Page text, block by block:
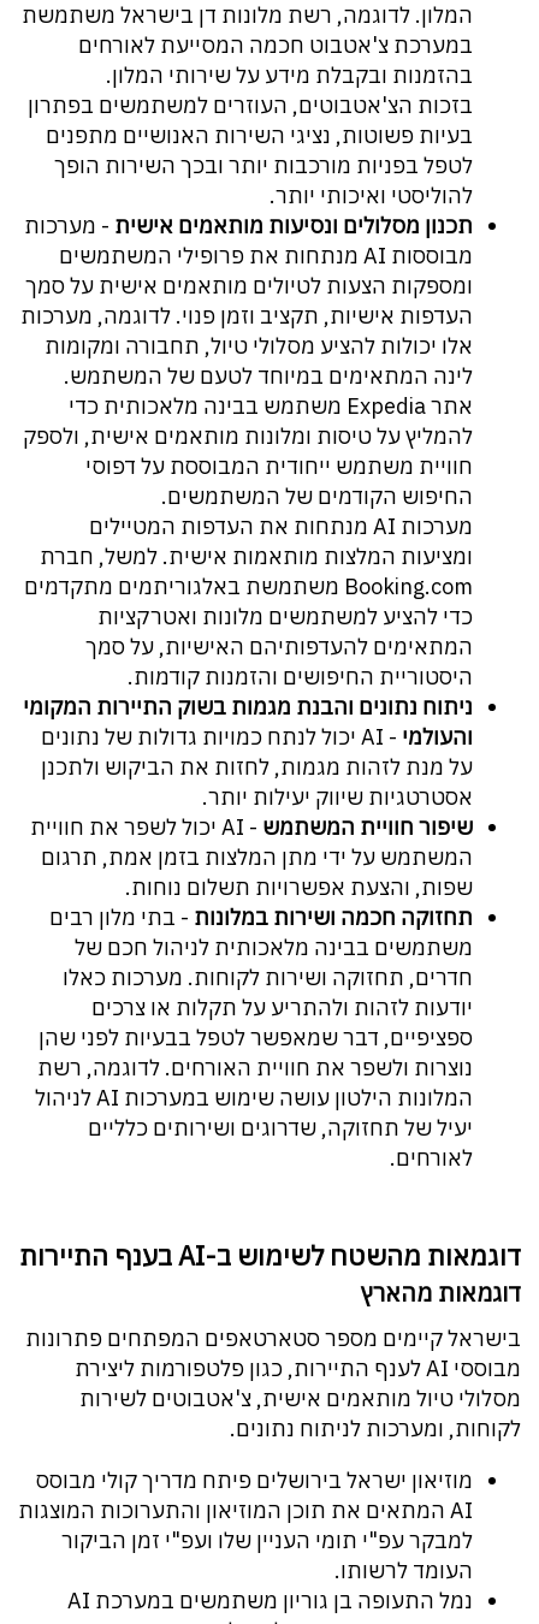
המלון. לדוגמה, רשת מלונות דן בישראל משתמשת
במערכת צ'אטבוט חכמה המסייעת לאורחים
בהזמנות ובקבלת מידע על שירותי המלון.
בזכות הצ'אטבוטים, העוזרים למשתמשים בפתרון
בעיות פשוטות, נציגי השירות האנושיים מתפנים
לטפל בפניות מורכבות יותר ובכך השירות הופך
להוליסטי ואיכותי יותר.
תכנון מסלולים ונסיעות מותאמים אישית - מערכות
מבוססות AI מנתחות את פרופילי המשתמשים
ומספקות הצעות לטיולים מותאמים אישית על סמך
העדפות אישיות, תקציב וזמן פנוי. לדוגמה, מערכות
אלו יכולות להציע מסלולי טיול, תחבורה ומקומות
לינה המתאימים במיוחד לטעם של המשתמש.
אתר Expedia משתמש בבינה מלאכותית כדי
להמליץ על טיסות ומלונות מותאמים אישית, ולספק
חוויית משתמש ייחודית המבוססת על דפוסי
החיפוש הקודמים של המשתמשים.
מערכות AI מנתחות את העדפות המטיילים
ומציעות המלצות מותאמות אישית. למשל, חברת
Booking.com משתמשת באלגוריתמים מתקדמים
כדי להציע למשתמשים מלונות ואטרקציות
המתאימים להעדפותיהם האישיות, על סמך
היסטוריית החיפושים והזמנות קודמות.
ניתוח נתונים והבנת מגמות בשוק התיירות המקומי
והעולמי
- AI יכול לנתח כמויות גדולות של נתונים
על מנת לזהות מגמות, לחזות את הביקוש ולתכנן
אסטרטגיות שיווק יעילות יותר.
שיפור חוויית המשתמש
- AI יכול לשפר את חוויית
המשתמש על ידי מתן המלצות בזמן אמת, תרגום
שפות, והצעת אפשרויות תשלום נוחות.
תחזוקה חכמה ושירות במלונות - בתי מלון רבים
משתמשים בבינה מלאכותית לניהול חכם של
חדרים, תחזוקה ושירות לקוחות. מערכות כאלו
יודעות לזהות ולהתריע על תקלות או צרכים
ספציפיים, דבר שמאפשר לטפל בבעיות לפני שהן
נוצרות ולשפר את חוויית האורחים. לדוגמה, רשת
המלונות הילטון עושה שימוש במערכות AI לניהול
יעיל של תחזוקה, שדרוגים ושירותים כלליים
לאורחים.
דוגמאות מהשטח לשימוש ב-AI בענף התיירות
דוגמאות מהארץ
בישראל קיימים מספר סטארטאפים המפתחים פתרונות
מבוססי AI לענף התיירות, כגון פלטפורמות ליצירת
מסלולי טיול מותאמים אישית, צ'אטבוטים לשירות
לקוחות, ומערכות לניתוח נתונים.
מוזיאון ישראל בירושלים פיתח מדריך קולי מבוסס
AI המתאים את תוכן המוזיאון והתערוכות המוצגות
למבקר עפ"י תומי העניין שלו ועפ"י זמן הביקור
העומד לרשותו.
נמל התעופה בן גוריון משתמשים במערכת AI